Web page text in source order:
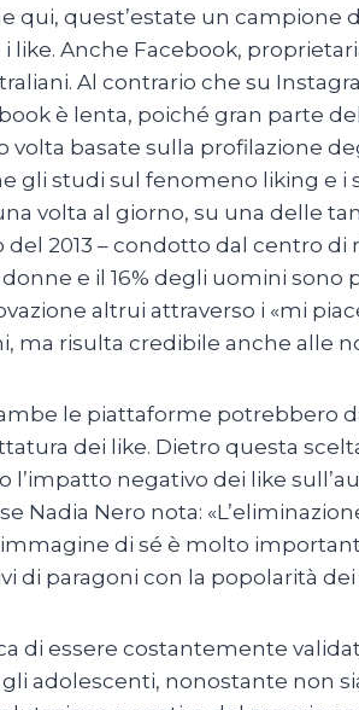
qui, quest’estate un
Anche Facebook,
Al contrario che su
è lenta, poiché gran parte
volta basate sulla profilazione
gli studi sul fenomeno liking e
volta al giorno, su una delle
del 2013 – condotto dal centro
e il 16% degli uomini
altrui attraverso i «mi
ma risulta credibile anche alle
le piattaforme potrebbero
dei like. Dietro questa
l’impatto negativo dei like
Nadia Nero nota:
di sé è molto
di paragoni con la popolarità
di essere costantemente
adolescenti, nonostante non